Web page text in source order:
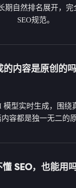
期自然排名展开，完
SEO规范。
的内容是原创的吗
模型实时生成，围绕
容都是独一无二的原
SEO，也能用吗